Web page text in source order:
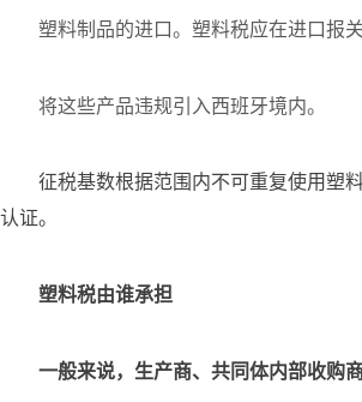
塑料制品的进口。塑料税应在进口报
将这些产品违规引入西班牙境内。
征税基数根据范围内不可重复使用塑
认证。
塑料税由谁承担
一般来说，生产商、共同体内部收购